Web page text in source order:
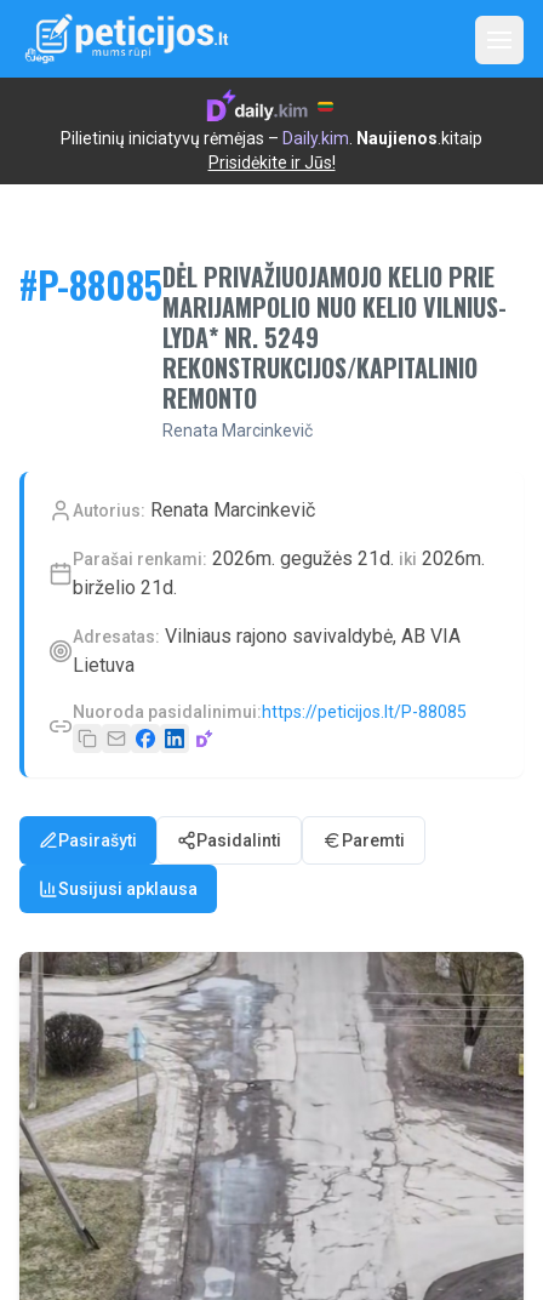
Pilietinių iniciatyvų rėmėjas – Daily.kim Naujienos .kitaip
Prisidėkite ir Jūs!
#P-88085DĖL PRIVAŽIUOJAMOJO KELIO PRIE
MARIJAMPOLIO NUO KELIO VILNIUS-
LYDA* NR. 5249
REKONSTRUKCIJOS/KAPITALINIO
REMONTO
Renata Marcinkevič
Autorius: Renata Marcinkevič
Parašai renkami: 2026m. gegužės 21d. iki 2026m.
birželio 21d.
Adresatas: Vilniaus rajono savivaldybė, AB VIA
Lietuva
Nuoroda pasidalinimui:https://peticijos.lt/P-88085
Pasirašyti Pasidalinti Paremti
Susijusi apklausa